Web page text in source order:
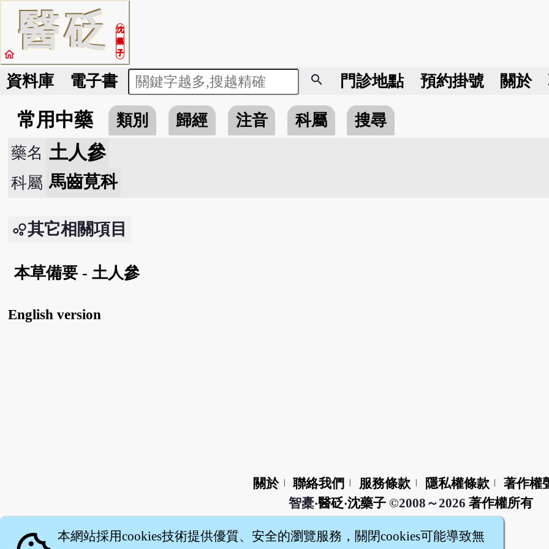
醫砭
沈
藥
子
home
資料庫 電子書 search 門診地點 預約掛號 關於
常用中藥 類別 歸經 注音 科屬
搜尋
藥名 土人參
科屬 馬齒莧科
其它相關項目
本草備要 - 土人參
English version
關於 聯絡我們 服務條款 隱私權條款
著作權
智橐‧醫砭‧沈藥子©2008～2026 著作權所有
本網站採用cookies技術提供優質、安全的瀏覽服務，關閉cookies可能導致無